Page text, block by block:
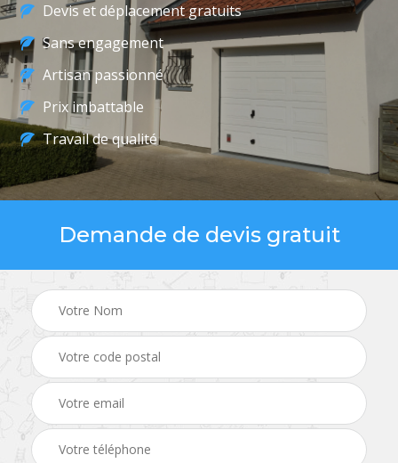
Devis et déplacement gratuits
Sans engagement
Artisan passionné
Prix imbattable
Travail de qualité
Demande de devis gratuit